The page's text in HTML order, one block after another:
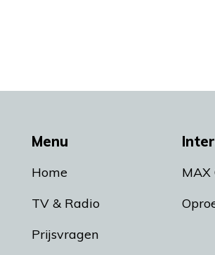
Menu
Home
TV & Radio
Prijsvragen
MAX